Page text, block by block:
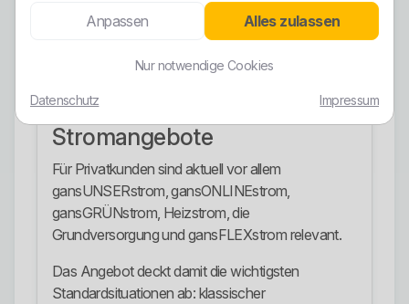
Mit gansGRÜNstrom gibt es außerdem ein
Produkt, das den grünen Anspruch noch einmal
Ökostrom bewusst wählen will, findet hier eine klar
benannte Option.
Stromangebote
Für Privatkunden sind aktuell vor allem
gansUNSERstrom, gansONLINEstrom,
gansGRÜNstrom, Heizstrom, die
Grundversorgung und gansFLEXstrom relevant.
Das Angebot deckt damit die wichtigsten
Standardsituationen ab: klassischer
Anpassen Alles zulassen
Nur notwendige Cookies
Datenschutz Impressum